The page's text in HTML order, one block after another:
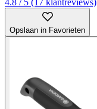
Opslaan in Favorieten